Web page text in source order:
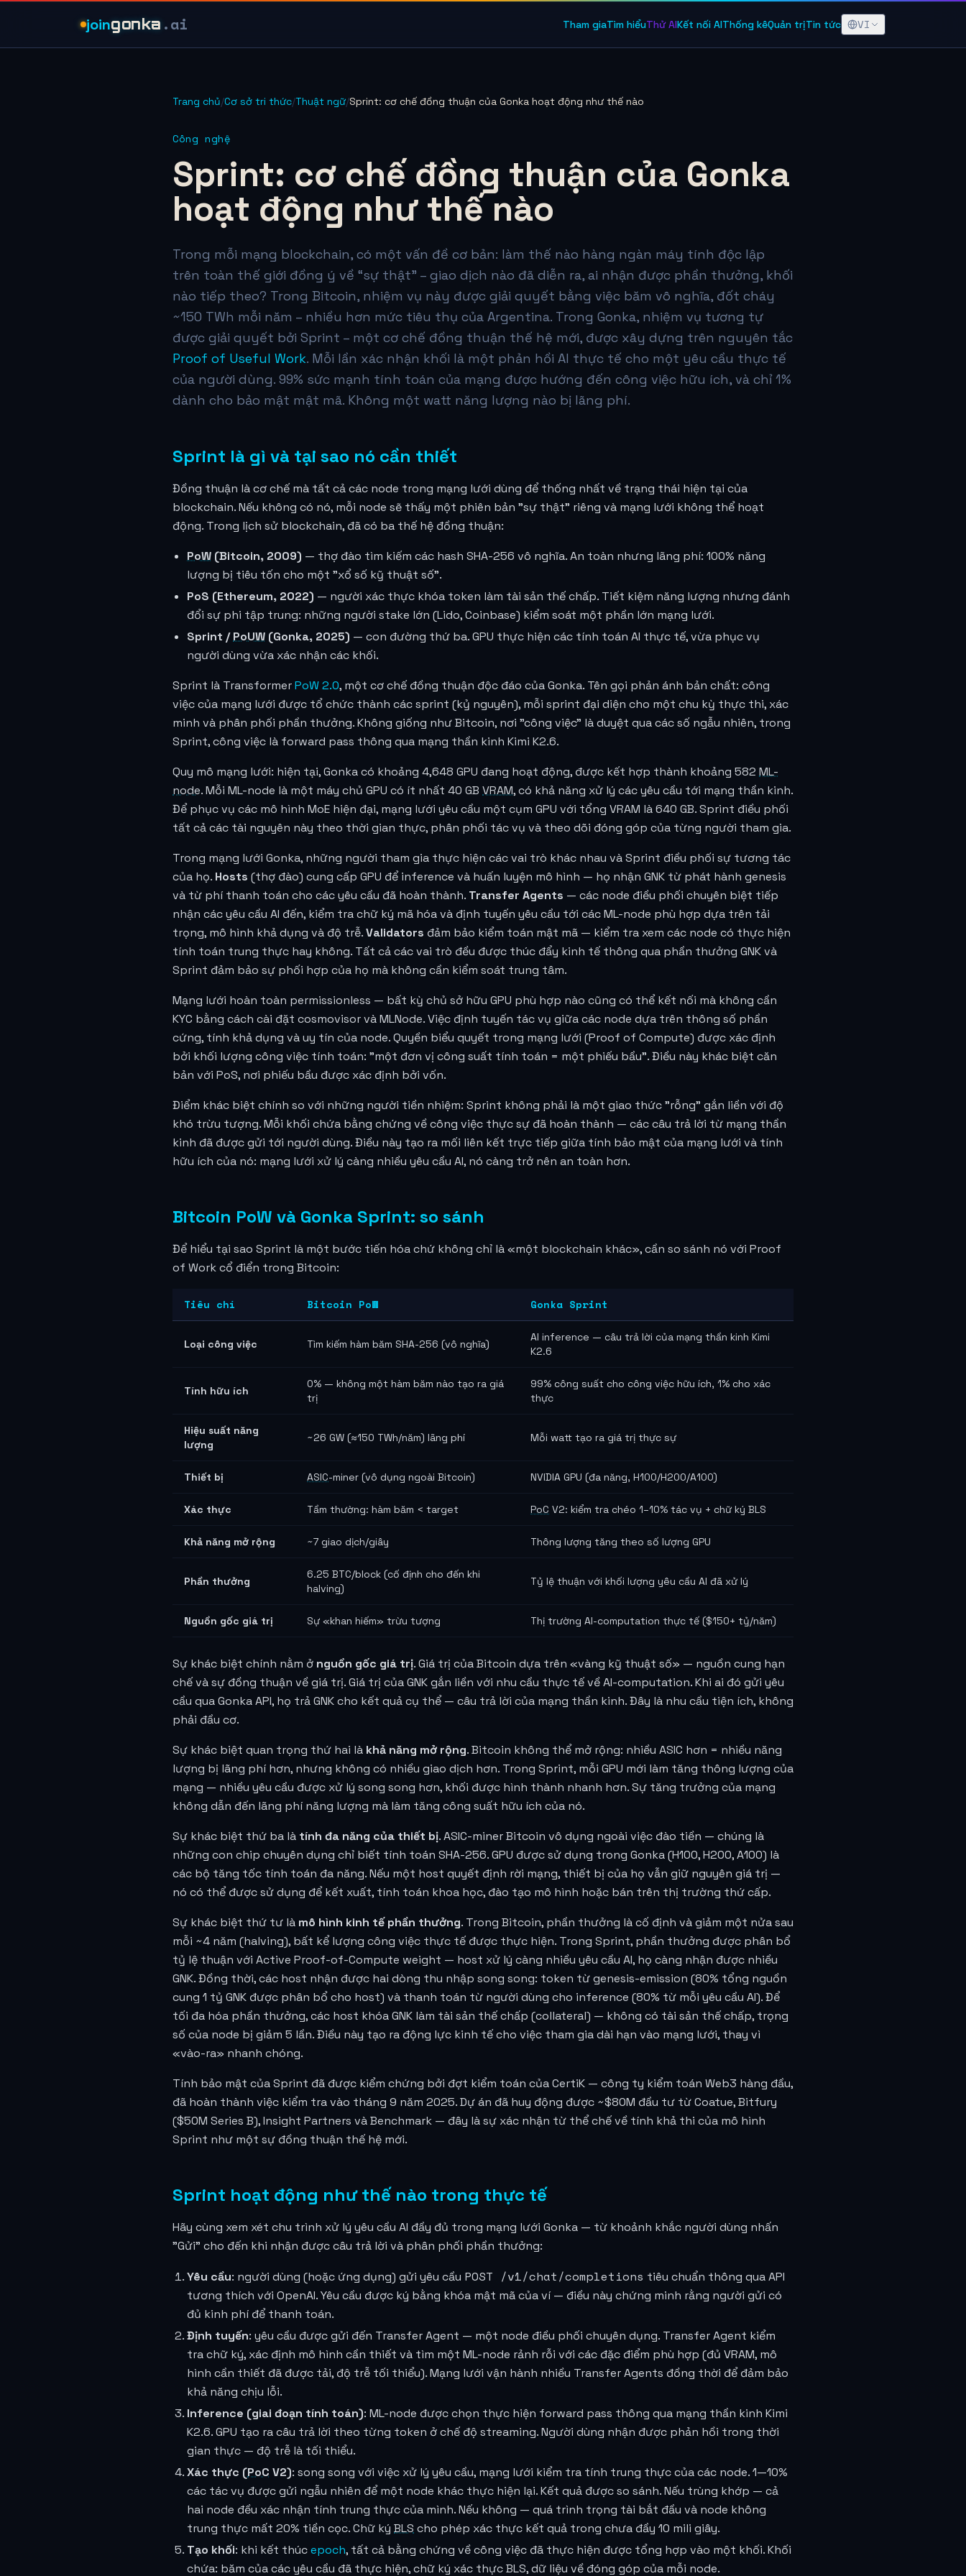
joingonka .ai Tham giaTìm hiểuThử AIKết nối AIThống kêQuản trịTin tức VI
Trang chủ/Cơ sở tri thức/Thuật ngữ/Sprint: cơ chế đồng thuận của Gonka hoạt động như thế nào
Công nghệ
Sprint: cơ chế đồng thuận của Gonka
hoạt động như thế nào
Trong mỗi mạng blockchain, có một vấn đề cơ bản: làm thế nào hàng ngàn máy tính độc lập
trên toàn thế giới đồng ý về “sự thật” – giao dịch nào đã diễn ra, ai nhận được phần thưởng, khối
nào tiếp theo? Trong Bitcoin, nhiệm vụ này được giải quyết bằng việc băm vô nghĩa, đốt cháy
~150 TWh mỗi năm – nhiều hơn mức tiêu thụ của Argentina. Trong Gonka, nhiệm vụ tương tự
được giải quyết bởi Sprint – một cơ chế đồng thuận thế hệ mới, được xây dựng trên nguyên tắc
Proof of Useful Work. Mỗi lần xác nhận khối là một phản hồi AI thực tế cho một yêu cầu thực tế
của người dùng. 99% sức mạnh tính toán của mạng được hướng đến công việc hữu ích, và chỉ 1%
dành cho bảo mật mật mã. Không một watt năng lượng nào bị lãng phí.
Sprint là gì và tại sao nó cần thiết
Đồng thuận là cơ chế mà tất cả các node trong mạng lưới dùng để thống nhất về trạng thái hiện tại của
blockchain. Nếu không có nó, mỗi node sẽ thấy một phiên bản "sự thật" riêng và mạng lưới không thể hoạt
động. Trong lịch sử blockchain, đã có ba thế hệ đồng thuận:
PoW (Bitcoin, 2009) — thợ đào tìm kiếm các hash SHA-256 vô nghĩa. An toàn nhưng lãng phí: 100% năng
lượng bị tiêu tốn cho một "xổ số kỹ thuật số".
PoS (Ethereum, 2022) — người xác thực khóa token làm tài sản thế chấp. Tiết kiệm năng lượng nhưng đánh
đổi sự phi tập trung: những người stake lớn (Lido, Coinbase) kiểm soát một phần lớn mạng lưới.
Sprint /PoUW (Gonka, 2025) — con đường thứ ba. GPU thực hiện các tính toán AI thực tế, vừa phục vụ
người dùng vừa xác nhận các khối.
Sprint là TransformerPoW 2.0, một cơ chế đồng thuận độc đáo của Gonka. Tên gọi phản ánh bản chất: công
việc của mạng lưới được tổ chức thành các sprint (kỷ nguyên), mỗi sprint đại diện cho một chu kỳ thực thi, xác
minh và phân phối phần thưởng. Không giống như Bitcoin, nơi "công việc" là duyệt qua các số ngẫu nhiên, trong
Sprint, công việc là forward pass thông qua mạng thần kinh Kimi K2.6.
Quy mô mạng lưới: hiện tại, Gonka có khoảng 4,648 GPU đang hoạt động, được kết hợp thành khoảng 582 ML-
node. Mỗi ML-node là một máy chủ GPU có ít nhất 40 GB VRAM, có khả năng xử lý các yêu cầu tới mạng thần kinh.
Để phục vụ các mô hình MoE hiện đại, mạng lưới yêu cầu một cụm GPU với tổng VRAM là 640 GB. Sprint điều phối
tất cả các tài nguyên này theo thời gian thực, phân phối tác vụ và theo dõi đóng góp của từng người tham gia.
Trong mạng lưới Gonka, những người tham gia thực hiện các vai trò khác nhau và Sprint điều phối sự tương tác
của họ. Hosts (thợ đào) cung cấp GPU để inference và huấn luyện mô hình — họ nhận GNK từ phát hành genesis
và từ phí thanh toán cho các yêu cầu đã hoàn thành. Transfer Agents — các node điều phối chuyên biệt tiếp
nhận các yêu cầu AI đến, kiểm tra chữ ký mã hóa và định tuyến yêu cầu tới các ML-node phù hợp dựa trên tải
trọng, mô hình khả dụng và độ trễ.Validators đảm bảo kiểm toán mật mã — kiểm tra xem các node có thực hiện
tính toán trung thực hay không. Tất cả các vai trò đều được thúc đẩy kinh tế thông qua phần thưởng GNK và
Sprint đảm bảo sự phối hợp của họ mà không cần kiểm soát trung tâm.
Mạng lưới hoàn toàn permissionless — bất kỳ chủ sở hữu GPU phù hợp nào cũng có thể kết nối mà không cần
KYC bằng cách cài đặt cosmovisor và MLNode. Việc định tuyến tác vụ giữa các node dựa trên thông số phần
cứng, tính khả dụng và uy tín của node. Quyền biểu quyết trong mạng lưới (Proof of Compute) được xác định
bởi khối lượng công việc tính toán: "một đơn vị công suất tính toán = một phiếu bầu". Điều này khác biệt căn
bản với PoS, nơi phiếu bầu được xác định bởi vốn.
Điểm khác biệt chính so với những người tiền nhiệm: Sprint không phải là một giao thức "rỗng" gắn liền với độ
khó trừu tượng. Mỗi khối chứa bằng chứng về công việc thực sự đã hoàn thành — các câu trả lời từ mạng thần
kinh đã được gửi tới người dùng. Điều này tạo ra mối liên kết trực tiếp giữa tính bảo mật của mạng lưới và tính
hữu ích của nó: mạng lưới xử lý càng nhiều yêu cầu AI, nó càng trở nên an toàn hơn.
Bitcoin PoW và Gonka Sprint: so sánh
Để hiểu tại sao Sprint là một bước tiến hóa chứ không chỉ là «một blockchain khác», cần so sánh nó với Proof
of Work cổ điển trong Bitcoin:
Tiêu chí Bitcoin PoW Gonka Sprint
Loại công việc Tìm kiếm hàm băm SHA-256 (vô nghĩa)
AI inference — câu trả lời của mạng thần kinh Kimi
K2.6
Tính hữu ích
0% — không một hàm băm nào tạo ra giá
trị
99% công suất cho công việc hữu ích, 1% cho xác
thực
Hiệu suất năng
lượng
~26 GW (≈150 TWh/năm) lãng phí Mỗi watt tạo ra giá trị thực sự
Thiết bị ASIC-miner (vô dụng ngoài Bitcoin) NVIDIA GPU (đa năng, H100/H200/A100)
Xác thực Tầm thường: hàm băm < target PoC V2: kiểm tra chéo 1–10% tác vụ + chữ ký BLS
Khả năng mở rộng ~7 giao dịch/giây Thông lượng tăng theo số lượng GPU
Phần thưởng
6.25 BTC/block (cố định cho đến khi
halving)
Tỷ lệ thuận với khối lượng yêu cầu AI đã xử lý
Nguồn gốc giá trị Sự «khan hiếm» trừu tượng Thị trường AI-computation thực tế ($150+ tỷ/năm)
Sự khác biệt chính nằm ở nguồn gốc giá trị. Giá trị của Bitcoin dựa trên «vàng kỹ thuật số» — nguồn cung hạn
chế và sự đồng thuận về giá trị. Giá trị của GNK gắn liền với nhu cầu thực tế về AI-computation. Khi ai đó gửi yêu
cầu qua Gonka API, họ trả GNK cho kết quả cụ thể — câu trả lời của mạng thần kinh. Đây là nhu cầu tiện ích, không
phải đầu cơ.
Sự khác biệt quan trọng thứ hai là khả năng mở rộng. Bitcoin không thể mở rộng: nhiều ASIC hơn = nhiều năng
lượng bị lãng phí hơn, nhưng không có nhiều giao dịch hơn. Trong Sprint, mỗi GPU mới làm tăng thông lượng của
mạng — nhiều yêu cầu được xử lý song song hơn, khối được hình thành nhanh hơn. Sự tăng trưởng của mạng
không dẫn đến lãng phí năng lượng mà làm tăng công suất hữu ích của nó.
Sự khác biệt thứ ba là tính đa năng của thiết bị. ASIC-miner Bitcoin vô dụng ngoài việc đào tiền — chúng là
những con chip chuyên dụng chỉ biết tính toán SHA-256. GPU được sử dụng trong Gonka (H100, H200, A100) là
các bộ tăng tốc tính toán đa năng. Nếu một host quyết định rời mạng, thiết bị của họ vẫn giữ nguyên giá trị —
nó có thể được sử dụng để kết xuất, tính toán khoa học, đào tạo mô hình hoặc bán trên thị trường thứ cấp.
Sự khác biệt thứ tư là mô hình kinh tế phần thưởng. Trong Bitcoin, phần thưởng là cố định và giảm một nửa sau
mỗi ~4 năm (halving), bất kể lượng công việc thực tế được thực hiện. Trong Sprint, phần thưởng được phân bổ
tỷ lệ thuận với Active Proof-of-Compute weight — host xử lý càng nhiều yêu cầu AI, họ càng nhận được nhiều
GNK. Đồng thời, các host nhận được hai dòng thu nhập song song: token từ genesis-emission (80% tổng nguồn
cung 1 tỷ GNK được phân bổ cho host) và thanh toán từ người dùng cho inference (80% từ mỗi yêu cầu AI). Để
tối đa hóa phần thưởng, các host khóa GNK làm tài sản thế chấp (collateral) — không có tài sản thế chấp, trọng
số của node bị giảm 5 lần. Điều này tạo ra động lực kinh tế cho việc tham gia dài hạn vào mạng lưới, thay vì
«vào-ra» nhanh chóng.
Tính bảo mật của Sprint đã được kiểm chứng bởi đợt kiểm toán của CertiK — công ty kiểm toán Web3 hàng đầu,
đã hoàn thành việc kiểm tra vào tháng 9 năm 2025. Dự án đã huy động được ~$80M đầu tư từ Coatue, Bitfury
($50M Series B), Insight Partners và Benchmark — đây là sự xác nhận từ thể chế về tính khả thi của mô hình
Sprint như một sự đồng thuận thế hệ mới.
Sprint hoạt động như thế nào trong thực tế
Hãy cùng xem xét chu trình xử lý yêu cầu AI đầy đủ trong mạng lưới Gonka — từ khoảnh khắc người dùng nhấn
"Gửi" cho đến khi nhận được câu trả lời và phân phối phần thưởng:
Yêu cầu: người dùng (hoặc ứng dụng) gửi yêu cầu POST /v1/chat/completions tiêu chuẩn thông qua API
tương thích với OpenAI. Yêu cầu được ký bằng khóa mật mã của ví — điều này chứng minh rằng người gửi có
đủ kinh phí để thanh toán.
Định tuyến: yêu cầu được gửi đến Transfer Agent — một node điều phối chuyên dụng. Transfer Agent kiểm
tra chữ ký, xác định mô hình cần thiết và tìm một ML-node rảnh rỗi với các đặc điểm phù hợp (đủ VRAM, mô
hình cần thiết đã được tải, độ trễ tối thiểu). Mạng lưới vận hành nhiều Transfer Agents đồng thời để đảm bảo
khả năng chịu lỗi.
Inference (giai đoạn tính toán): ML-node được chọn thực hiện forward pass thông qua mạng thần kinh Kimi
K2.6. GPU tạo ra câu trả lời theo từng token ở chế độ streaming. Người dùng nhận được phản hồi trong thời
gian thực — độ trễ là tối thiểu.
Xác thực (PoC V2): song song với việc xử lý yêu cầu, mạng lưới kiểm tra tính trung thực của các node. 1—10%
các tác vụ được gửi ngẫu nhiên để một node khác thực hiện lại. Kết quả được so sánh. Nếu trùng khớp — cả
hai node đều xác nhận tính trung thực của mình. Nếu không — quá trình trọng tài bắt đầu và node không
trung thực mất 20% tiền cọc. Chữ ký BLS cho phép xác thực kết quả trong chưa đầy 10 mili giây.
Tạo khối: khi kết thúcepoch, tất cả bằng chứng về công việc đã thực hiện được tổng hợp vào một khối. Khối
chứa: băm của các yêu cầu đã thực hiện, chữ ký xác thực BLS, dữ liệu về đóng góp của mỗi node.